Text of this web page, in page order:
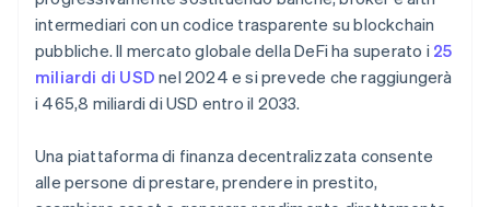
intermediari con un codice trasparente su blockchain
pubbliche. Il mercato globale della DeFi ha superato i 25
miliardi di USD nel 2024 e si prevede che raggiungerà
i 465,8 miliardi di USD entro il 2033.
Una piattaforma di finanza decentralizzata consente
alle persone di prestare, prendere in prestito,